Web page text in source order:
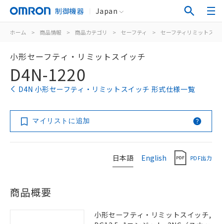
制御機器 Japan
ホーム > 商品情報 > 商品カテゴリ > セーフティ > セーフティリミットスイ
小形セーフティ・リミットスイッチ
D4N-1220
D4N 小形セーフティ・リミットスイッチ 形式仕様一覧
マイリストに追加
日本語 English PDF出力
商品概要
小形セーフティ・リミットスイッチ,